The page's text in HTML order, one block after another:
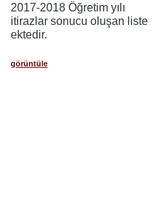
2017-2018 Öğretim yılı
itirazlar sonucu oluşan liste
ektedir.
görüntüle